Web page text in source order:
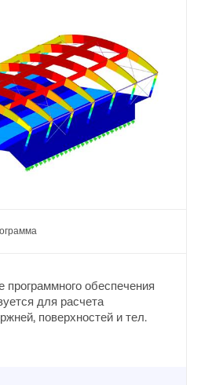
программного обеспечения
для расчета
поверхностей и тел.